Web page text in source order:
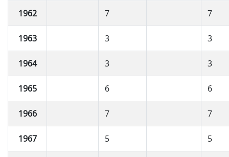
1962 7 7
1963 3 3
1964 3 3
1965 6 6
1966 7 7
1967 5 5